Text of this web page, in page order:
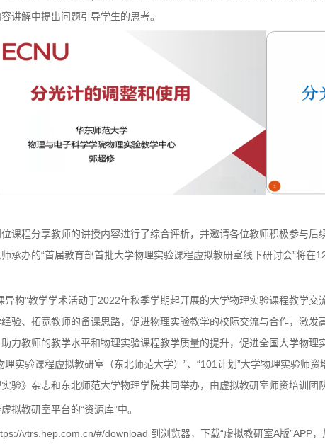
讲解中提出问题引导学生的思考。
课程分享教师的讲授内容进行了综合评析，并邀请各位教师积极参与后
承办的“首届教育部首批大学物理实验课程虚拟教研室线下研讨会”将在
异构”教学学术活动于2022年秋季学期起开展的大学物理实验课程教学
验、拓宽教师的备课思路，促进物理实验教学的校际交流与合作，激发
力教师的教学水平和物理实验课程教学质量的提升，促进全国大学物
理实验课程虚拟教研室（东北师范大学）”、“101计划”大学物理实验师
实验》杂志和东北师范大学物理学院共同举办，由虚拟教研室师资培训团
拟教研室平台的“资源库”中。
vtrs.hep.com.cn/#/download 到浏览器，下载“虚拟教研室A版”APP，